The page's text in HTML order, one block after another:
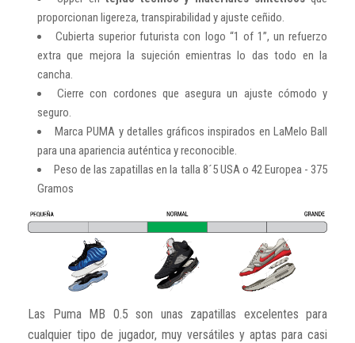
proporcionan ligereza, transpirabilidad y ajuste ceñido.
Cubierta superior futurista con logo “1 of 1”, un refuerzo
extra que mejora la sujeción emientras lo das todo en la
cancha.
Cierre con cordones que asegura un ajuste cómodo y
seguro.
Marca PUMA y detalles gráficos inspirados en LaMelo Ball
para una apariencia auténtica y reconocible.
Peso de las zapatillas en la talla 8´5 USA o 42 Europea - 375
Gramos
Las Puma MB 0.5 son unas zapatillas excelentes para
cualquier tipo de jugador, muy versátiles y aptas para casi